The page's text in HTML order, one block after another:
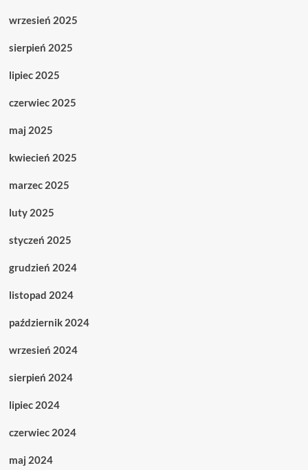
wrzesień 2025
sierpień 2025
lipiec 2025
czerwiec 2025
maj 2025
kwiecień 2025
marzec 2025
luty 2025
styczeń 2025
grudzień 2024
listopad 2024
październik 2024
wrzesień 2024
sierpień 2024
lipiec 2024
czerwiec 2024
maj 2024